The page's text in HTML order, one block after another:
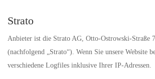
Strato
Anbieter ist die Strato AG, Otto-Ostrowski-Straße
(nachfolgend „Strato“). Wenn Sie unsere Website
verschiedene Logfiles inklusive Ihrer IP-Adressen.